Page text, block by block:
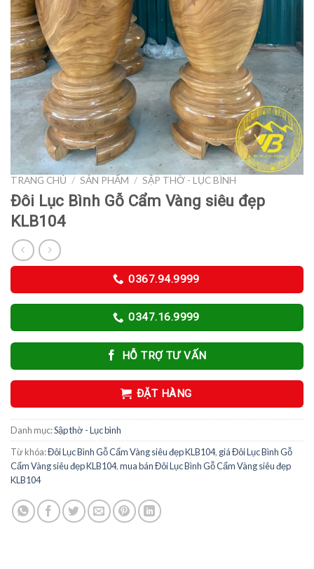
TRANG CHỦ / SẢN PHẨM / SẬP THỜ - LỤC BÌNH
Đôi Lục Bình Gỗ Cẩm Vàng siêu đẹp
KLB104
0367.94.9999
0347.16.9999
HỖ TRỢ TƯ VẤN
ĐẶT HÀNG
Danh mục:Sập thờ - Lục bình
Từ khóa:Đôi Lục Bình Gỗ Cẩm Vàng siêu đẹp KLB104, giá Đôi Lục Bình Gỗ
Cẩm Vàng siêu đẹp KLB104,mua bán Đôi Lục Bình Gỗ Cẩm Vàng siêu đẹp
KLB104